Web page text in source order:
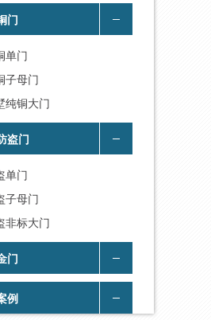
门
单门
子母门
纯铜大门
盗门
单门
子母门
非标大门
门
例